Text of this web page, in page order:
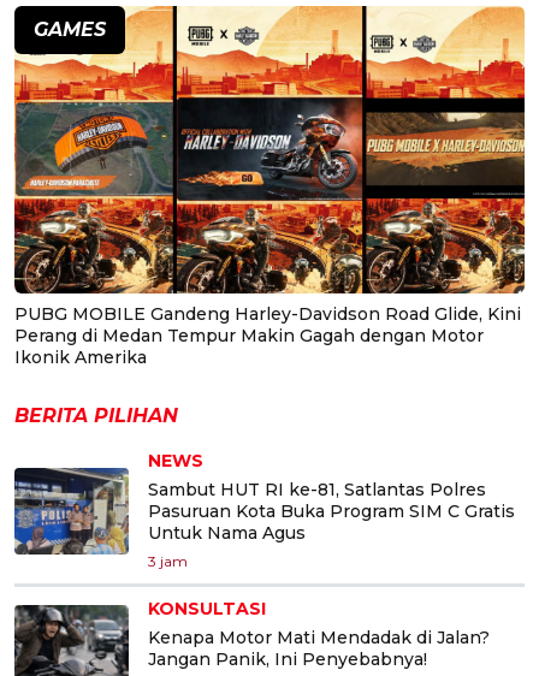
GAMES
PUBG MOBILE Gandeng Harley-Davidson Road Glide, Kini
Perang di Medan Tempur Makin Gagah dengan Motor
Ikonik Amerika
BERITA PILIHAN
NEWS
Sambut HUT RI ke-81, Satlantas Polres
Pasuruan Kota Buka Program SIM C Gratis
Untuk Nama Agus
3 jam
KONSULTASI
Kenapa Motor Mati Mendadak di Jalan?
Jangan Panik, Ini Penyebabnya!